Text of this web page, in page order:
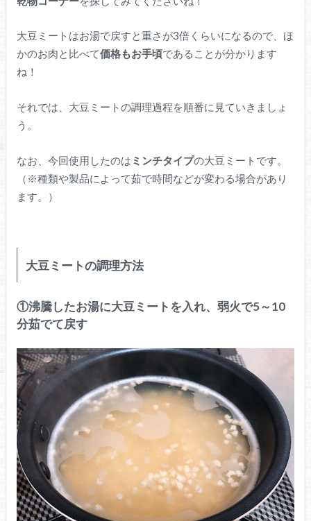
大豆ミートはお湯で戻すと重さが3倍くらいになるので、ほ
かのお肉と比べて価格もお手頃であることが分かります
ね！
それでは、大豆ミートの調理過程を順番に見ていきましょ
う。
なお、今回使用したのは ミンチタイプの大豆ミートです。
（※種類や製品によって茹で時間などが変わる場合があり
ます。）
大豆ミートの調理方法
①沸騰したお湯に大豆ミートを入れ、弱火で5～10
分茹でて戻す